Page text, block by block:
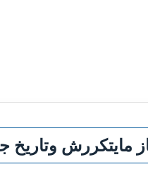
مايتكررش وتاريخ